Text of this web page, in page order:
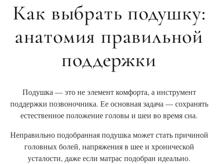
Как выбрать подушку:
анатомия правильной
поддержки
Подушка — это не элемент комфорта, а инструмент
поддержки позвоночника. Ее основная задача — сохранять
естественное положение головы и шеи во время сна.
Неправильно подобранная подушка может стать причиной
головных болей, напряжения в шее и хронической
усталости, даже если матрас подобран идеально.